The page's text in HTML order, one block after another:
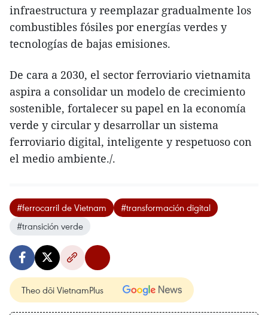
infraestructura y reemplazar gradualmente los
combustibles fósiles por energías verdes y
tecnologías de bajas emisiones.
De cara a 2030, el sector ferroviario vietnamita
aspira a consolidar un modelo de crecimiento
sostenible, fortalecer su papel en la economía
verde y circular y desarrollar un sistema
ferroviario digital, inteligente y respetuoso con
el medio ambiente./.
#ferrocarril de Vietnam
#transformación digital
#transición verde
Theo dõi VietnamPlus